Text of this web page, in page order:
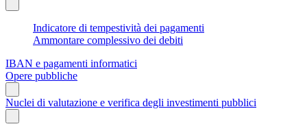
Indicatore di tempestività dei pagamenti
Ammontare complessivo dei debiti
IBAN e pagamenti informatici
Opere pubbliche
Nuclei di valutazione e verifica degli investimenti pubblici